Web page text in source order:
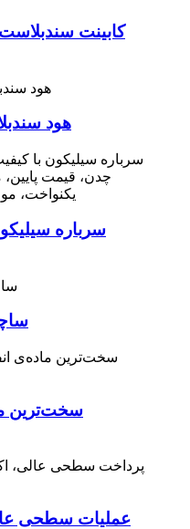
کابینت
هود
سرباره
سخت‌ترین
عملیات سطحی